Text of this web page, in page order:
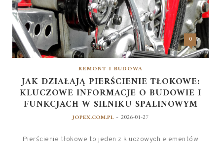
0
REMONT I BUDOWA
JAK DZIAŁAJĄ PIERŚCIENIE TŁOKOWE:
KLUCZOWE INFORMACJE O BUDOWIE I
FUNKCJACH W SILNIKU SPALINOWYM
JOPEX.COM.PL - 2026-01-27
Pierścienie tłokowe to jeden z kluczowych elementów